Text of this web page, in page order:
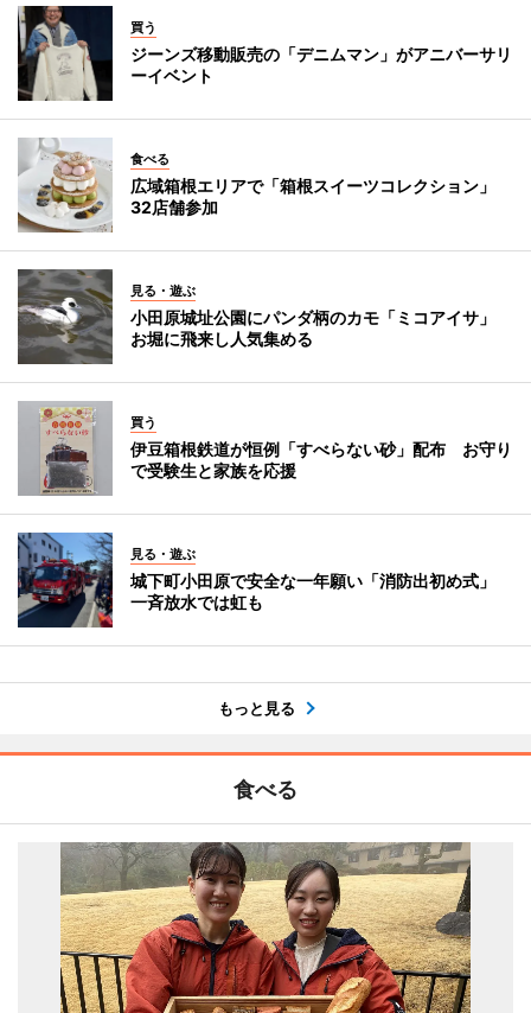
買う
ジーンズ移動販売の「デニムマン」がアニバーサリ
ーイベント
食べる
広域箱根エリアで「箱根スイーツコレクション」
32店舗参加
見る・遊ぶ
小田原城址公園にパンダ柄のカモ「ミコアイサ」
お堀に飛来し人気集める
買う
伊豆箱根鉄道が恒例「すべらない砂」配布 お守り
で受験生と家族を応援
見る・遊ぶ
城下町小田原で安全な一年願い「消防出初め式」
一斉放水では虹も
もっと見る
食べる